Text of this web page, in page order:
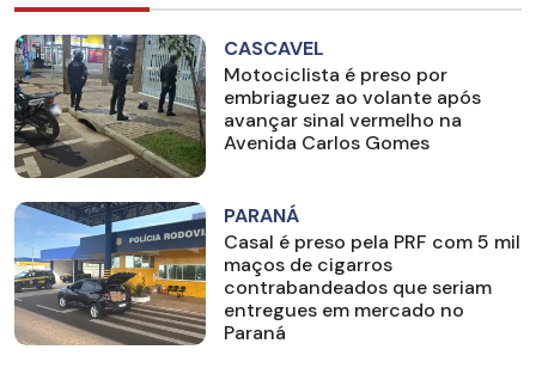
CASCAVEL
Motociclista é preso por
embriaguez ao volante após
avançar sinal vermelho na
Avenida Carlos Gomes
PARANÁ
Casal é preso pela PRF com 5 mil
maços de cigarros
contrabandeados que seriam
entregues em mercado no
Paraná